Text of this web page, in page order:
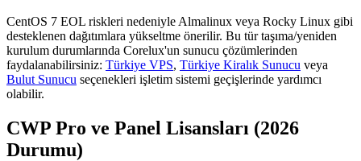
CentOS 7 EOL riskleri nedeniyle Almalinux veya Rocky Linux gibi
desteklenen dağıtımlara yükseltme önerilir. Bu tür taşıma/yeniden
kurulum durumlarında Corelux'un sunucu çözümlerinden
faydalanabilirsiniz: Türkiye VPS, Türkiye Kiralık Sunucu veya
Bulut Sunucu seçenekleri işletim sistemi geçişlerinde yardımcı
olabilir.
CWP Pro ve Panel Lisansları (2026
Durumu)